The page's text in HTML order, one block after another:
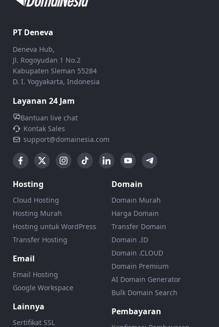
PT Deneva
Deneva Hub,
Jl. Rogoyudan 1 No.2
Kabupaten Sleman 55284
D. I. Yogyakarta, Indonesia
Layanan 24 Jam
Bantuan live chat
Kontak Sales
support@domainesia.com
Hosting
Cloud Hosting
Hosting Murah
Hosting untuk WordPress
Transfer Hosting
Email
Email Hosting
Google Workspace
Lainnya
Sertifikat SSL
Domain
Domain Murah
Harga Domain
Transfer Domain
Domain .ID
Domain .CLOUD
Domain Premium
AI Domain Generator
Bulk Domain Search
Pembayaran